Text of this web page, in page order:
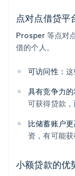
点对点借贷平
Prosper 等点对
借的个人。
可访问性： 这
具有竞争力的
可获得贷款，
比储蓄账户更
资，有可能
小额贷款的优